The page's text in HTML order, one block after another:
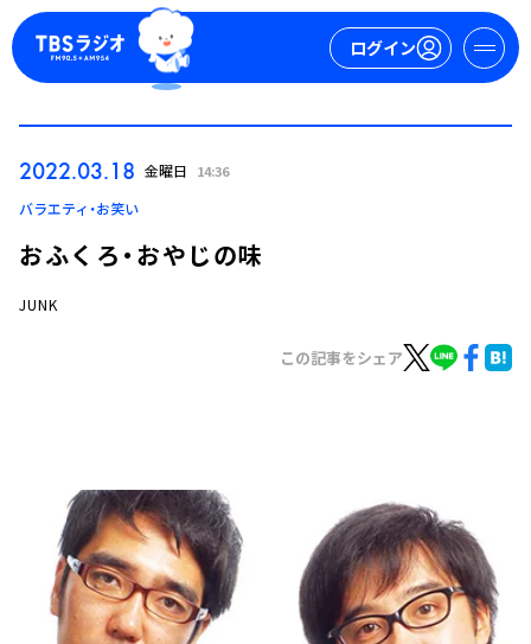
ログイン
ログイン
トピックス
TBS Podcast
お知らせ
イベント・グッズ
YouTube
会社情報
2022.03.18 金曜日 14:36
バラエティ・お笑い
おふくろ・おやじの味
JUNK
この記事をシェア